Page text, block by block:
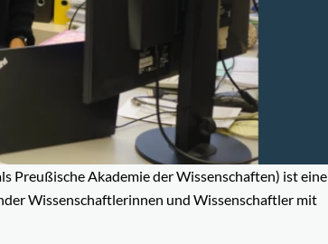
Preußische Akademie der Wissenschaften) ist eine
Wissenschaftlerinnen und Wissenschaftler mit